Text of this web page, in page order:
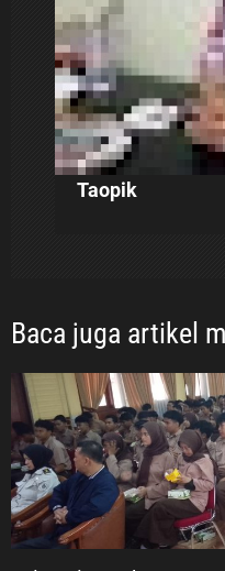
Taopik
Baca juga artikel